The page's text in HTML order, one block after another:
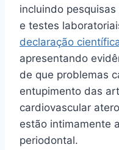
incluindo
e testes
declaração
apresentando
de que problemas
entupimento das
cardiovascular
estão intimamente
periodontal.